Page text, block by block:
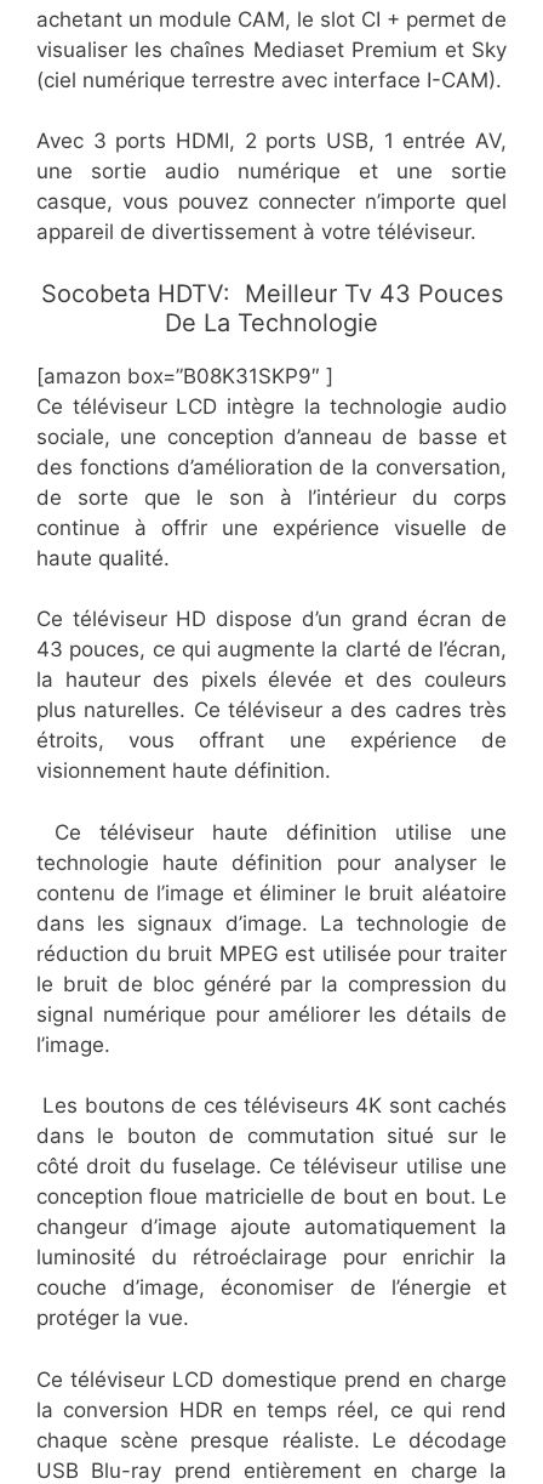
achetant un module CAM, le slot CI + permet de
visualiser les chaînes Mediaset Premium et Sky
(ciel numérique terrestre avec interface I-CAM).
Avec 3 ports HDMI, 2 ports USB, 1 entrée AV,
une sortie audio numérique et une sortie
casque, vous pouvez connecter n’importe quel
appareil de divertissement à votre téléviseur.
Socobeta HDTV: Meilleur Tv 43 Pouces
De La Technologie
[amazon box=”B08K31SKP9″ ]
Ce téléviseur LCD intègre la technologie audio
sociale, une conception d’anneau de basse et
des fonctions d’amélioration de la conversation,
de sorte que le son à l’intérieur du corps
continue à offrir une expérience visuelle de
haute qualité.
Ce téléviseur HD dispose d’un grand écran de
43 pouces, ce qui augmente la clarté de l’écran,
la hauteur des pixels élevée et des couleurs
plus naturelles. Ce téléviseur a des cadres très
étroits, vous offrant une expérience de
visionnement haute définition.
Ce téléviseur haute définition utilise une
technologie haute définition pour analyser le
contenu de l’image et éliminer le bruit aléatoire
dans les signaux d’image. La technologie de
réduction du bruit MPEG est utilisée pour traiter
le bruit de bloc généré par la compression du
signal numérique pour améliorer les détails de
l’image.
Les boutons de ces téléviseurs 4K sont cachés
dans le bouton de commutation situé sur le
côté droit du fuselage. Ce téléviseur utilise une
conception floue matricielle de bout en bout. Le
changeur d’image ajoute automatiquement la
luminosité du rétroéclairage pour enrichir la
couche d’image, économiser de l’énergie et
protéger la vue.
Ce téléviseur LCD domestique prend en charge
la conversion HDR en temps réel, ce qui rend
chaque scène presque réaliste. Le décodage
USB Blu-ray prend entièrement en charge la